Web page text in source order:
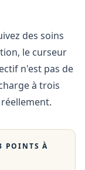
des soins
le curseur
n'est pas de
à trois
POINTS À